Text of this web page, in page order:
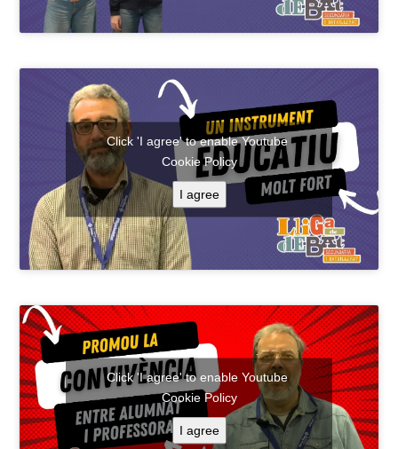
Click 'I agree' to enable Youtube
Cookie Policy
I agree
Click 'I agree' to enable Youtube
Cookie Policy
I agree